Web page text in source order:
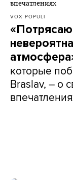
VOX POPULI
которые
Braslav, – о